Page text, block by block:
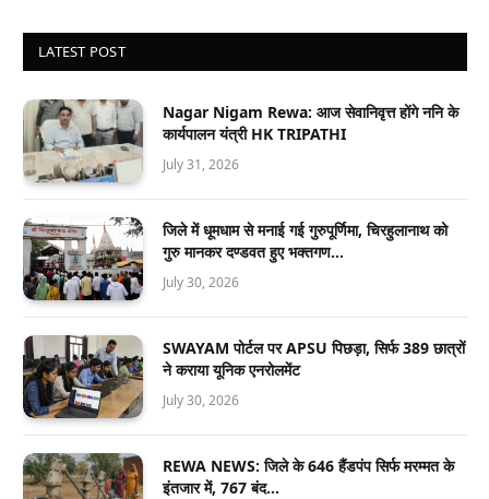
LATEST POST
Nagar Nigam Rewa: आज सेवानिवृत्त होंगे ननि के
कार्यपालन यंत्री HK TRIPATHI
July 31, 2026
जिले में धूमधाम से मनाई गई गुरुपूर्णिमा, चिरहुलानाथ को
गुरु मानकर दण्डवत हुए भक्तगण…
July 30, 2026
SWAYAM पोर्टल पर APSU पिछड़ा, सिर्फ 389 छात्रों
ने कराया यूनिक एनरोलमेंट
July 30, 2026
REWA NEWS: जिले के 646 हैंडपंप सिर्फ मरम्मत के
इंतजार में, 767 बंद…